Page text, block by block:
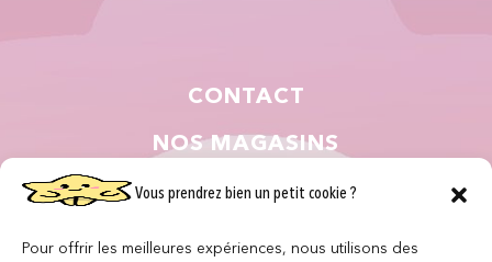
Vous prendrez bien un petit cookie ?
Pour offrir les meilleures expériences, nous utilisons des
CONTACT
NOS MAGASINS
QUI SOMMES NOUS ?
NOUS REJOINDRE